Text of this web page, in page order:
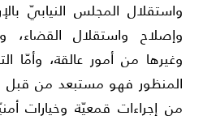
المجلس النيابيّ بالإرادة
واستقلال القضاء،
من أمور عالقة، وأمّا
فهو مستبعد من قبل
إجراءات قمعيّة وخيارات